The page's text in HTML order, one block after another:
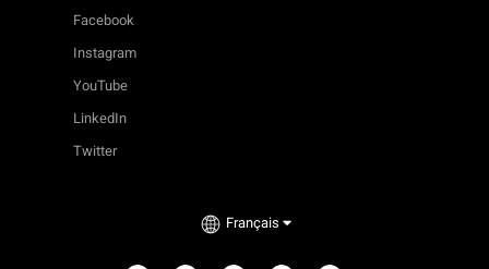
Facebook
Instagram
YouTube
LinkedIn
Twitter
Français